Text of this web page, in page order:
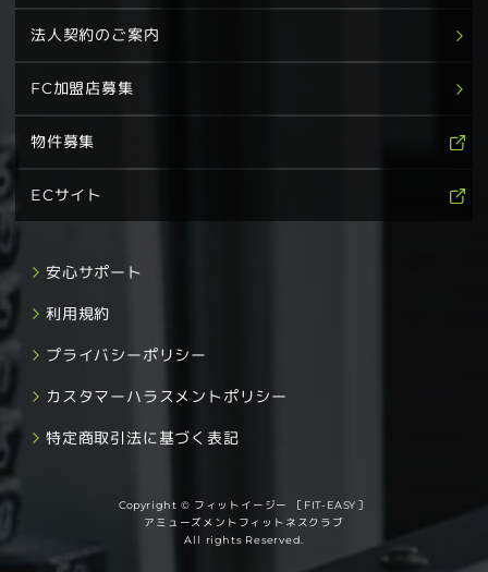
法人契約のご案内
FC加盟店募集
物件募集
ECサイト
安心サポート
利用規約
プライバシーポリシー
カスタマーハラスメントポリシー
特定商取引法に基づく表記
Copyright © フィットイージー ［FIT-EASY］
アミューズメントフィットネスクラブ
All rights Reserved.